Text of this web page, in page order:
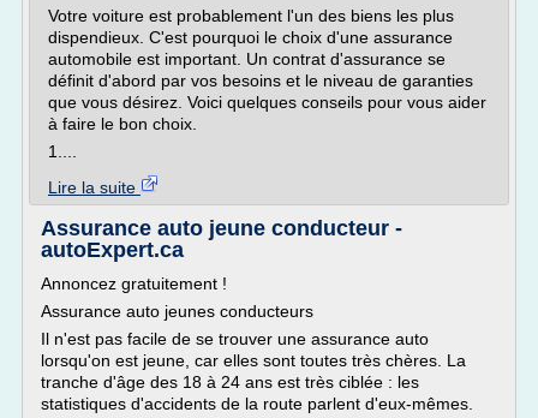
Votre voiture est probablement l'un des biens les plus
dispendieux. C'est pourquoi le choix d'une assurance
automobile est important. Un contrat d'assurance se
définit d'abord par vos besoins et le niveau de garanties
que vous désirez. Voici quelques conseils pour vous aider
à faire le bon choix.
1....
Lire la suite
Assurance auto jeune conducteur -
autoExpert.ca
Annoncez gratuitement !
Assurance auto jeunes conducteurs
Il n'est pas facile de se trouver une assurance auto
lorsqu'on est jeune, car elles sont toutes très chères. La
tranche d'âge des 18 à 24 ans est très ciblée : les
statistiques d'accidents de la route parlent d'eux-mêmes.